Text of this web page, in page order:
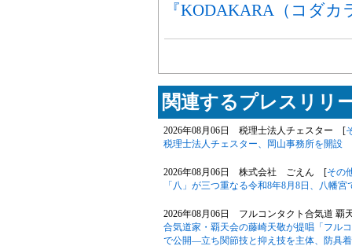
『KODAKARA（コダカ
関連するプレスリリ
2026年08月06日 税理士法人チェスター [
税理士法人チェスター、岡山事務所を開設
2026年08月06日 株式会社 ごえん [その
「八」が三つ重なる令和8年8月8日、八幡
2026年08月06日 フルコンタクト合気道
合気道家・覇天会の藤崎天敬が提唱「フル
で公開―立ち関節技と抑え技を主体、防具